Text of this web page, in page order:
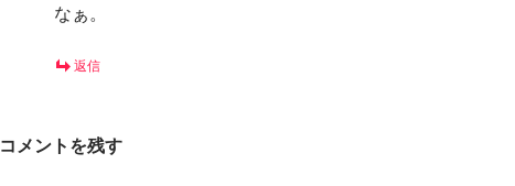
なぁ。
返信
コメントを残す